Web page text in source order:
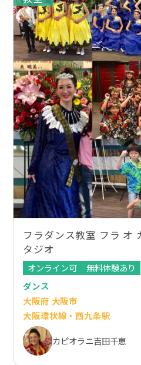
フラダンス教室 フラ オ
タジオ
オンライン可
無料体験あり
ダンス
大阪府 大阪市
大阪環状線・西九条駅
カピオラニ吉田千恵